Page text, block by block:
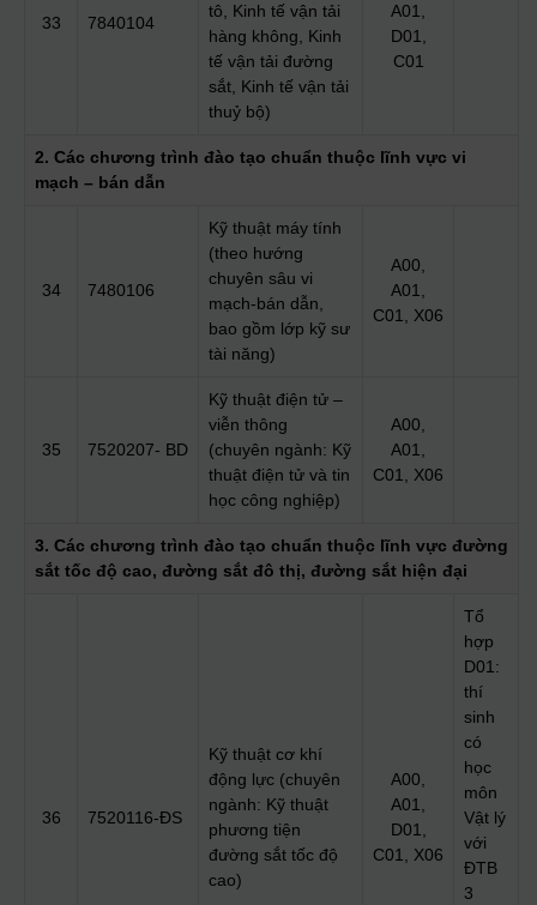
33 7840104
tô, Kinh tế vận tải
hàng không, Kinh
tế vận tải đường
sắt, Kinh tế vận tải
thuỷ bộ)
A01,
D01,
C01
2. Các chương trình đào tạo chuẩn thuộc lĩnh vực vi
mạch – bán dẫn
34 7480106
Kỹ thuật máy tính
(theo hướng
chuyên sâu vi
mạch-bán dẫn,
bao gồm lớp kỹ sư
tài năng)
A00,
A01,
C01, X06
35 7520207- BD
Kỹ thuật điện tử –
viễn thông
(chuyên ngành: Kỹ
thuật điện tử và tin
học công nghiệp)
A00,
A01,
C01, X06
3. Các chương trình đào tạo chuẩn thuộc lĩnh vực đường
sắt tốc độ cao, đường sắt đô thị, đường sắt hiện đại
36 7520116-ĐS
Kỹ thuật cơ khí
động lực (chuyên
ngành: Kỹ thuật
phương tiện
đường sắt tốc độ
cao)
A00,
A01,
D01,
C01, X06
Tổ
hợp
D01:
thí
sinh
có
học
môn
Vật lý
với
ĐTB
3